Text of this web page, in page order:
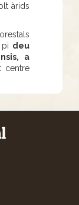
àrids
deu
a
centre